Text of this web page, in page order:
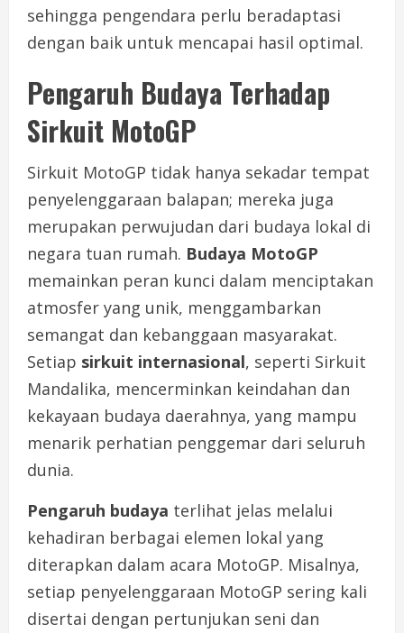
sehingga pengendara perlu beradaptasi
dengan baik untuk mencapai hasil optimal.
Pengaruh Budaya Terhadap
Sirkuit MotoGP
Sirkuit MotoGP tidak hanya sekadar tempat
penyelenggaraan balapan; mereka juga
merupakan perwujudan dari budaya lokal di
negara tuan rumah. Budaya MotoGP
memainkan peran kunci dalam menciptakan
atmosfer yang unik, menggambarkan
semangat dan kebanggaan masyarakat.
Setiap sirkuit internasional, seperti Sirkuit
Mandalika, mencerminkan keindahan dan
kekayaan budaya daerahnya, yang mampu
menarik perhatian penggemar dari seluruh
dunia.
Pengaruh budaya terlihat jelas melalui
kehadiran berbagai elemen lokal yang
diterapkan dalam acara MotoGP. Misalnya,
setiap penyelenggaraan MotoGP sering kali
disertai dengan pertunjukan seni dan